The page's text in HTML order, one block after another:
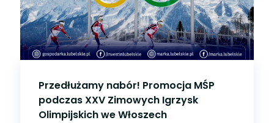
Przedłużamy nabór! Promocja MŚP
podczas XXV Zimowych Igrzysk
Olimpijskich we Włoszech